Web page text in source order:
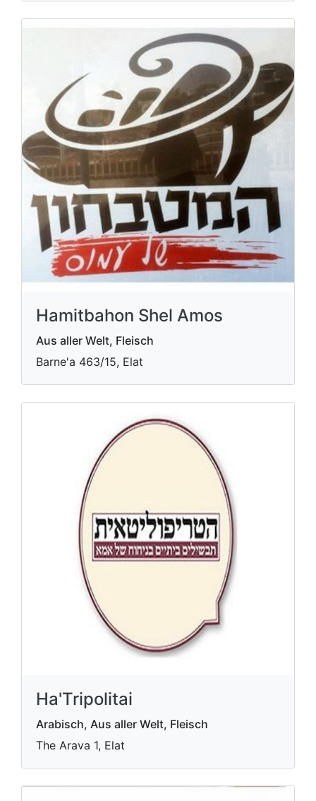
Hamitbahon Shel Amos
Aus aller Welt, Fleisch
Barne'a 463/15, Elat
Ha'Tripolitai
Arabisch, Aus aller Welt, Fleisch
The Arava 1, Elat